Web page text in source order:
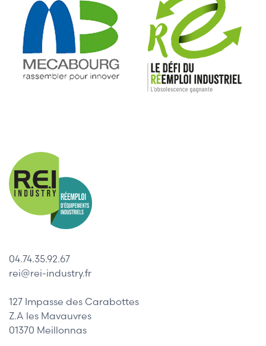
04.74.35.92.67
rei@rei-industry.fr
127 Impasse des Carabottes
Z.A les Mavauvres
01370 Meillonnas